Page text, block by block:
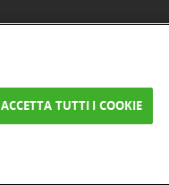
| |
FAQ e
ACCETTA TUTTI I COOKIE